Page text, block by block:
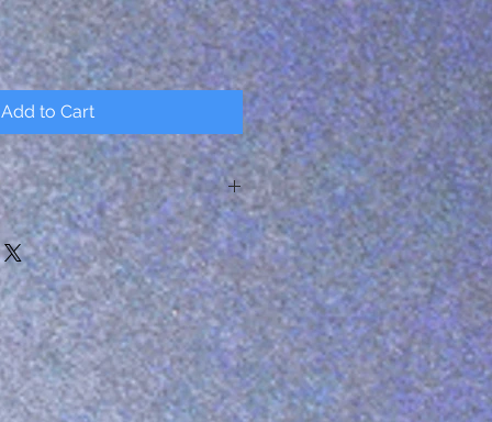
Add to Cart
ざいません。ご購入の際はよく
い。作品の転写・加工は固く禁じ
返品は一切受け付けておりませ
ださい